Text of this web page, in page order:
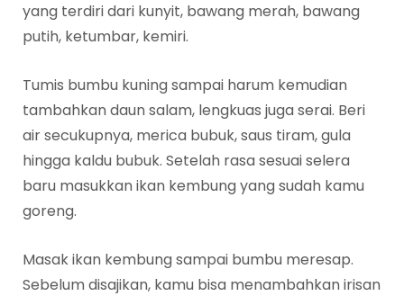
yang terdiri dari kunyit, bawang merah, bawang
putih, ketumbar, kemiri.
Tumis bumbu kuning sampai harum kemudian
tambahkan daun salam, lengkuas juga serai. Beri
air secukupnya, merica bubuk, saus tiram, gula
hingga kaldu bubuk. Setelah rasa sesuai selera
baru masukkan ikan kembung yang sudah kamu
goreng.
Masak ikan kembung sampai bumbu meresap.
Sebelum disajikan, kamu bisa menambahkan irisan